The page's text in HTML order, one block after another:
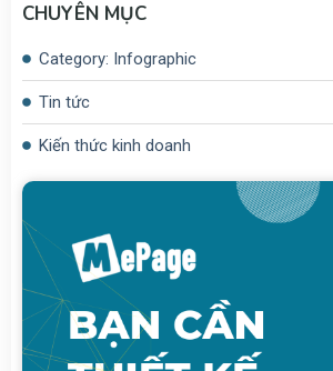
CHUYÊN MỤC
Category: Infographic
Tin tức
Kiến thức kinh doanh